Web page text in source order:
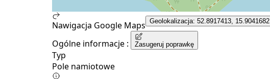
Nawigacja Google Maps Geolokalizacja: 52.8917413, 15.9041682
Ogólne informacje : Zasugeruj poprawkę
Typ
Pole namiotowe